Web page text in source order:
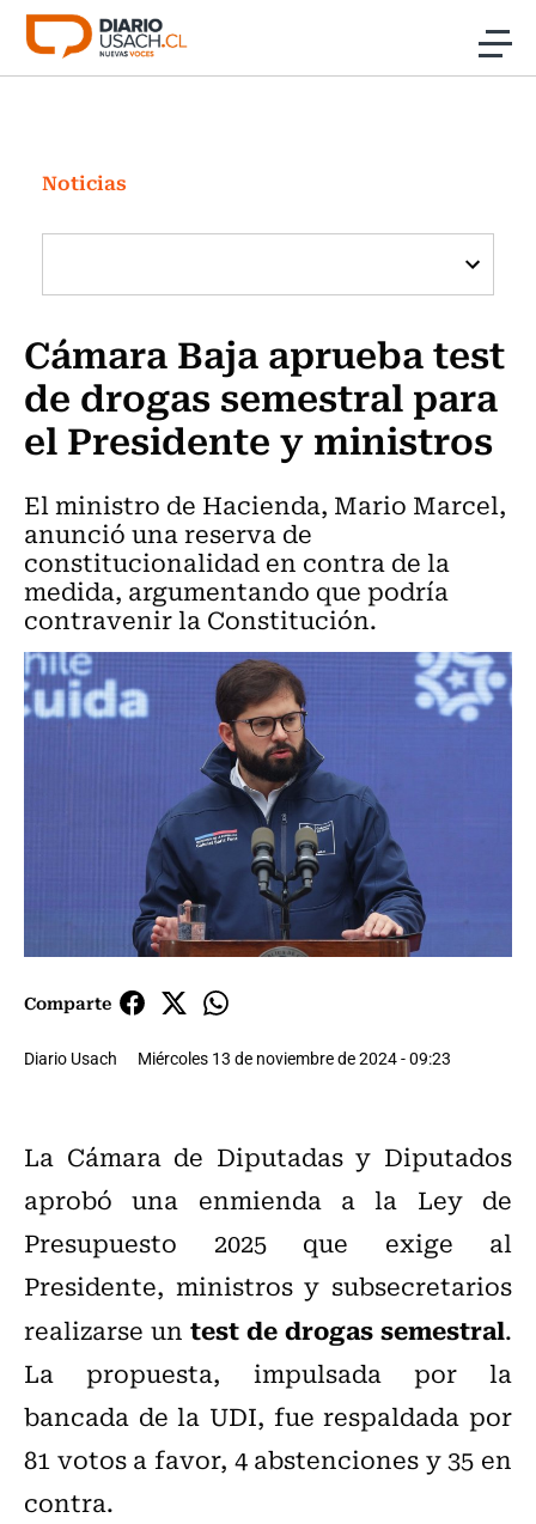
Click acá para ir directamente al contenido
Investigación
Cultura
Programas Radio y TV Usach
Noticias
Cámara Baja aprueba test
de drogas semestral para
el Presidente y ministros
El ministro de Hacienda, Mario Marcel,
anunció una reserva de
constitucionalidad en contra de la
medida, argumentando que podría
contravenir la Constitución.
Comparte
Diario Usach Miércoles 13 de noviembre de 2024 - 09:23
La Cámara de Diputadas y Diputados
aprobó una enmienda a la Ley de
Presupuesto 2025 que exige al
Presidente, ministros y subsecretarios
realizarse un test de drogas semestral.
La propuesta, impulsada por la
bancada de la UDI, fue respaldada por
81 votos a favor, 4 abstenciones y 35 en
contra.